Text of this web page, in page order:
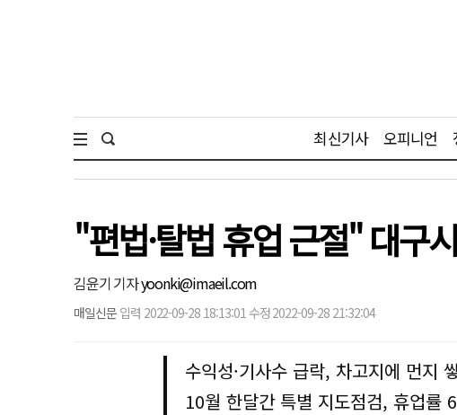
최신기사 오피니언
"편법·탈법 휴업 근절" 대구
김윤기 기자yoonki@imaeil.com
매일신문 입력 2022-09-28 18:13:01 수정 2022-09-28 21:32:04
수익성·기사수 급락, 차고지에 먼지
10월 한달간 특별 지도점검, 휴업률